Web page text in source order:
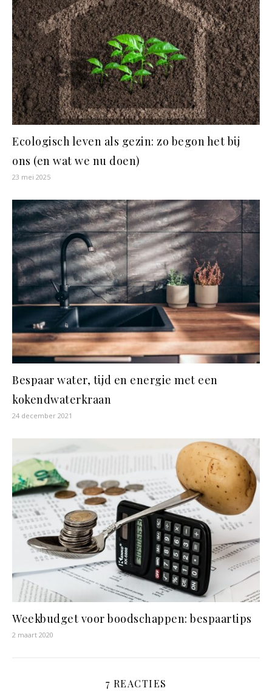
Ecologisch leven als gezin: zo begon het bij
ons (en wat we nu doen)
23 mei 2025
Bespaar water, tijd en energie met een
kokendwaterkraan
24 december 2021
Weekbudget voor boodschappen: bespaartips
2 maart 2020
7 REACTIES